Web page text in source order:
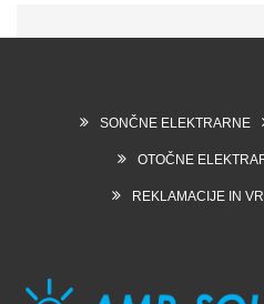
SONČNE ELEKTRARNE
OTOČNE
REKLAMACIJE IN